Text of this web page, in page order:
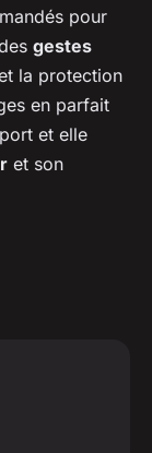
pour
gestes
la protection
en parfait
et elle
et son